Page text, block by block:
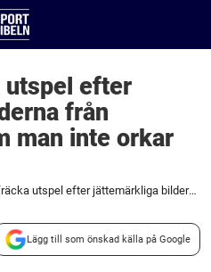
utspel efter
från
man inte orkar
Puddings fräcka utspel efter jättemärkliga bilderna från hockey-VM: "Om man inte orkar gå..."
Lägg till som önskad källa på Google